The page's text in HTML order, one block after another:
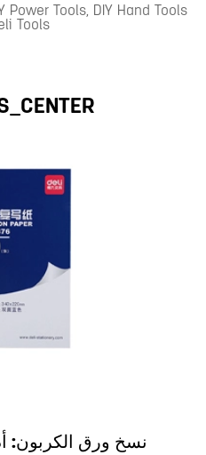
Power Tools, DIY Hand Tools
Tools
نسخ ورق الكربون: